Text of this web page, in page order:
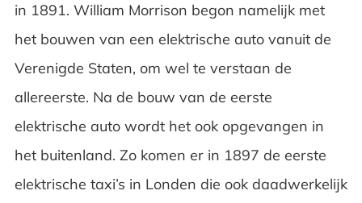
in 1891. William Morrison begon namelijk met
het bouwen van een elektrische auto vanuit de
Verenigde Staten, om wel te verstaan de
allereerste. Na de bouw van de eerste
elektrische auto wordt het ook opgevangen in
het buitenland. Zo komen er in 1897 de eerste
elektrische taxi’s in Londen die ook daadwerkelijk